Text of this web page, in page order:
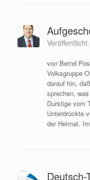
von Bernd
Volksgruppe
darauf hin,
sprechen,
Durstige vom
Unterdrückte
der Heimat.